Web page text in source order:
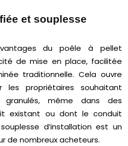
et souplesse
du poêle à pellet
de mise en place, facilitée
traditionnelle. Cela ouvre
les propriétaires souhaitant
même dans des
existant ou dont le conduit
d’installation est un
de nombreux acheteurs.